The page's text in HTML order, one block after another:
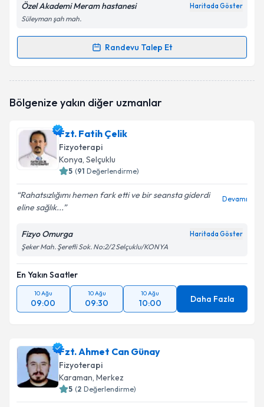
Özel Akademi Meram hastanesi Haritada Göster
Süleyman şah mah.
Randevu Talep Et
Randevu Takvimi Talebi
oluşturun. Size bu uzmandan randevu almanız için bir
E-posta Adresiniz
Kişisel verilerimin işlenmesine ilişkinAydınlatma
Metni
Bölgenize yakın diğer uzmanlar
Fzt. Fatih Çelik
Fizyoterapi
Konya, Selçuklu
5 (91 Değerlendirme)
Rahatsızlığımı hemen fark etti ve bir seansta giderdi
eline sağlık...
Devamı
Fizyo Omurga Haritada Göster
Şeker Mah. Şerefli Sok. No:2/2 Selçuklu/KONYA
En Yakın Saatler
10 Ağu
09:00
10 Ağu
09:30
10 Ağu
10:00 Daha Fazla
Fzt. Ahmet Can Günay
Fizyoterapi
Karaman, Merkez
5 (2 Değerlendirme)